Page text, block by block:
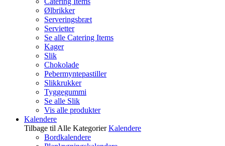
Ølbrikker
Serveringsbræt
Servietter
Se alle Catering Items
Kager
Slik
Chokolade
Pebermyntepastiller
Slikkrukker
Tyggegummi
Se alle Slik
Vis alle produkter
Kalendere
Tilbage til Alle Kategorier Kalendere
Bordkalendere